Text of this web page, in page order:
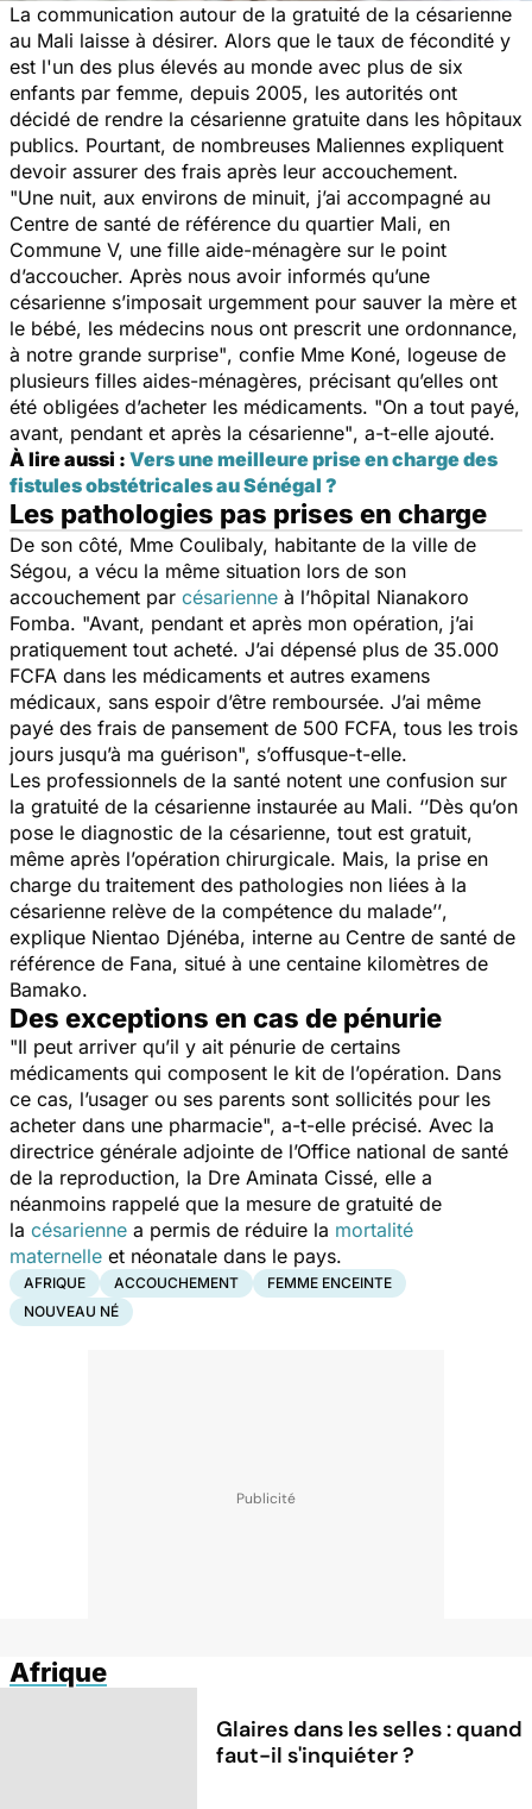
La communication autour de la gratuité de la césarienne
au Mali laisse à désirer. Alors que le taux de fécondité y
est l'un des plus élevés au monde avec plus de six
enfants par femme, depuis 2005, les autorités ont
décidé de rendre la césarienne gratuite dans les hôpitaux
publics. Pourtant, de nombreuses Maliennes expliquent
devoir assurer des frais après leur accouchement.
"Une nuit, aux environs de minuit, j’ai accompagné au
Centre de santé de référence du quartier Mali, en
Commune V, une fille aide-ménagère sur le point
d’accoucher. Après nous avoir informés qu’une
césarienne s’imposait urgemment pour sauver la mère et
le bébé, les médecins nous ont prescrit une ordonnance,
à notre grande surprise", confie Mme Koné, logeuse de
plusieurs filles aides-ménagères, précisant qu’elles ont
été obligées d’acheter les médicaments. "On a tout payé,
avant, pendant et après la césarienne", a-t-elle ajouté.
À lire aussi : Vers une meilleure prise en charge des
fistules obstétricales au Sénégal ?
Les pathologies pas prises en charge
De son côté, Mme Coulibaly, habitante de la ville de
Ségou, a vécu la même situation lors de son
accouchement par césarienne à l’hôpital Nianakoro
Fomba. "Avant, pendant et après mon opération, j’ai
pratiquement tout acheté. J’ai dépensé plus de 35.000
FCFA dans les médicaments et autres examens
médicaux, sans espoir d’être remboursée. J’ai même
payé des frais de pansement de 500 FCFA, tous les trois
jours jusqu’à ma guérison", s’offusque-t-elle.
Les professionnels de la santé notent une confusion sur
la gratuité de la césarienne instaurée au Mali. ‘’Dès qu’on
pose le diagnostic de la césarienne, tout est gratuit,
même après l’opération chirurgicale. Mais, la prise en
charge du traitement des pathologies non liées à la
césarienne relève de la compétence du malade’’,
explique Nientao Djénéba, interne au Centre de santé de
référence de Fana, situé à une centaine kilomètres de
Bamako.
Des exceptions en cas de pénurie
"Il peut arriver qu’il y ait pénurie de certains
médicaments qui composent le kit de l’opération. Dans
ce cas, l’usager ou ses parents sont sollicités pour les
acheter dans une pharmacie", a-t-elle précisé. Avec la
directrice générale adjointe de l’Office national de santé
de la reproduction, la Dre Aminata Cissé, elle a
néanmoins rappelé que la mesure de gratuité de
la césarienne a permis de réduire la mortalité
maternelle et néonatale dans le pays.
AFRIQUE ACCOUCHEMENT
FEMME ENCEINTE
NOUVEAU NÉ
Afrique
Glaires dans les selles : quand
faut-il s'inquiéter ?